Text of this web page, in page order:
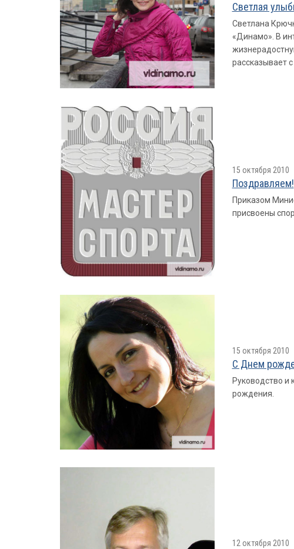
Светлая
Светлана
«Динамо». В
рассказывает
15 октября 2010
Поздравляем!
Приказом
присвоены
15 октября 2010
С Днем
Руководство и
рождения.
12 октября 2010